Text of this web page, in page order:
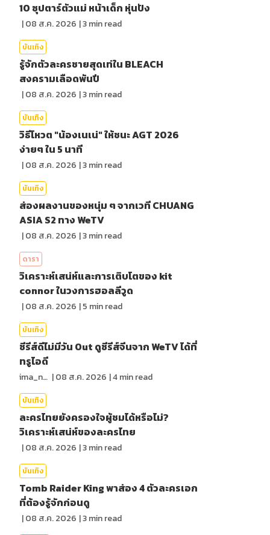
10 ซุปตาร์ตัวแม่ หน้าเด็ก หุ่นปัง
|08 ส.ค. 2026 |3min read
บันเทิง
รู้จักตัวละครชายสุดเท่ใน BLEACH
สงครามเลือดพันปี
|08 ส.ค. 2026 |3min read
บันเทิง
วิธีโหวต "น้องเนเน่" ให้ชนะ AGT 2026
ง่ายๆ ใน 5 นาที
|08 ส.ค. 2026 |3min read
บันเทิง
ส่องผลงานของหนุ่ม ๆ จากเวที CHUANG
ASIA S2 ทาง WeTV
|08 ส.ค. 2026 |3min read
ดารา
วิเคราะห์เสน่ห์และการเติบโตของ kit
connor ในวงการฮอลลีวูด
|08 ส.ค. 2026 |5 min read
บันเทิง
ซีรีส์ดีไม่มีวัน Out ดูซีรีส์จีนจาก WeTV ได้ที่
ทรูไอดี
ima_nan |08 ส.ค. 2026 |4min read
บันเทิง
ละครไทยยังครองใจผู้ชมได้หรือไม่?
วิเคราะห์เสน่ห์ของละครไทย
|08 ส.ค. 2026 |3min read
บันเทิง
Tomb Raider King พาส่อง 4 ตัวละครเอก
ที่ต้องรู้จักก่อนดู
|08 ส.ค. 2026 |3min read